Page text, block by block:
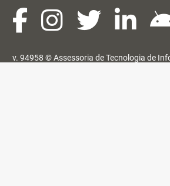
v. 94958 ©Assessoria de Tecnologia de